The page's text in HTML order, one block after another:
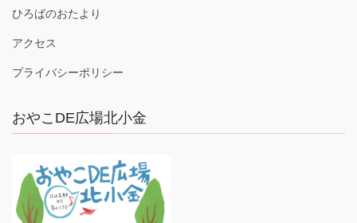
ひろばのおたより
アクセス
プライバシーポリシー
おやこDE広場北小金